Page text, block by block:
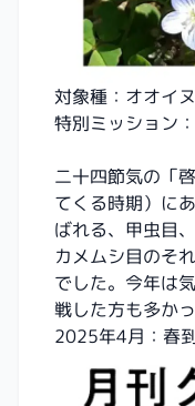
対象種：オオイ
特別ミッション：
二十四節気の「
てくる時期）に
ばれる、甲虫目
カメムシ目のそ
でした。今年は
戦した方も多か
2025年4月：春